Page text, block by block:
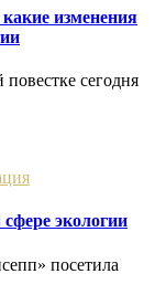
изменения
сегодня
экологии
посетила